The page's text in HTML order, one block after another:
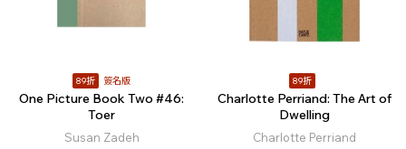
89折 簽名版
One Picture Book Two #46:
Toer
Susan Zadeh
89折
Charlotte Perriand: The Art of
Dwelling
Charlotte Perriand